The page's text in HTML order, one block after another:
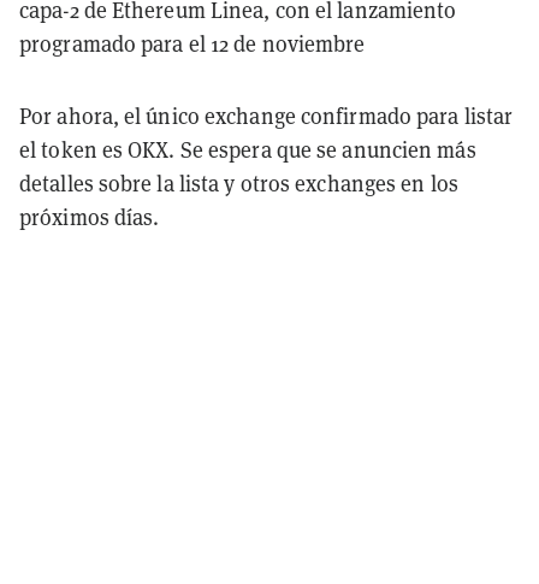
capa-2 de Ethereum Linea, con el lanzamiento
programado para el 12 de noviembre
Por ahora, el único exchange confirmado para listar
el token es OKX. Se espera que se anuncien más
detalles sobre la lista y otros exchanges en los
próximos días.